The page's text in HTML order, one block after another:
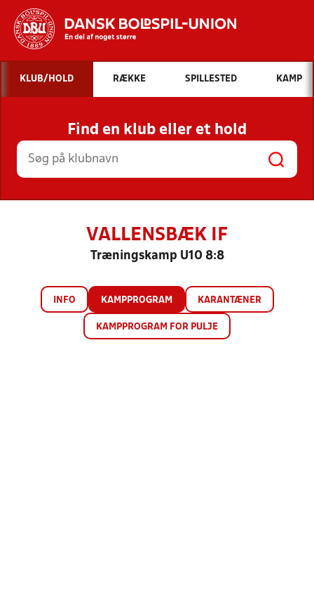
Hvad vil du søge efter?
INDHOLD OG NYHEDER
STILLINGER, RESULTATER, KLUBBER OG
HOLD
KLUB/HOLD RÆKKE SPILLESTED KAMP
Find en klub eller et hold
VALLENSBÆK IF
Træningskamp U10 8:8
INFO KAMPPROGRAM KARANTÆNER
KAMPPROGRAM FOR PULJE